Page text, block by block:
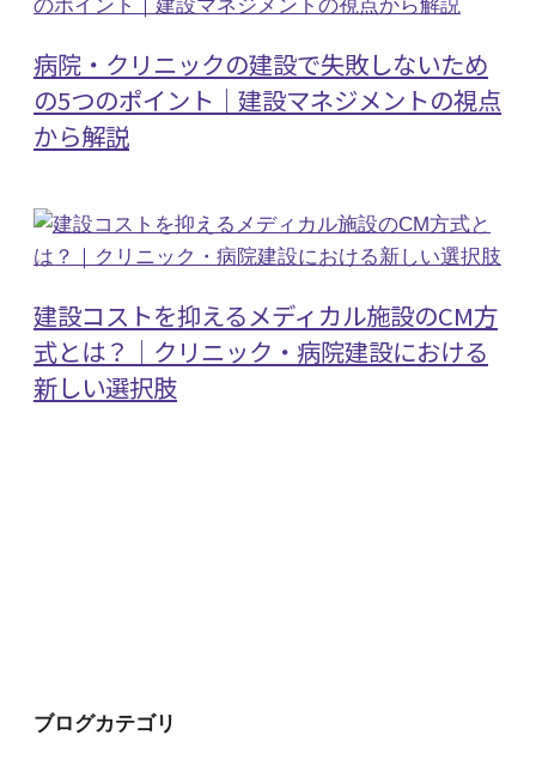
病院・クリニックの建設で失敗しないため
の5つのポイント｜建設マネジメントの視点
から解説
建設コストを抑えるメディカル施設のCM方
式とは？｜クリニック・病院建設における
新しい選択肢
ブログカテゴリ